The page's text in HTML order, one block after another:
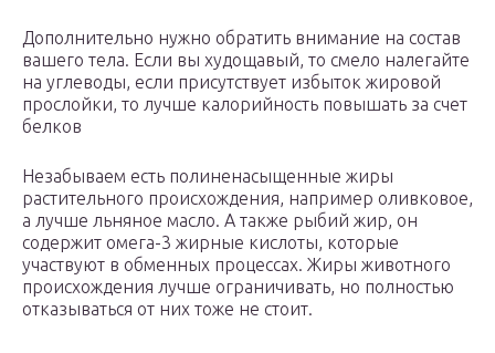
Дополнительно нужно обратить внимание на состав
вашего тела. Если вы худощавый, то смело налегайте
на углеводы, если присутствует избыток жировой
прослойки, то лучше калорийность повышать за счет
белков
Незабываем есть полиненасыщенные жиры
растительного происхождения, например оливковое,
а лучше льняное масло. А также рыбий жир, он
содержит омега-3 жирные кислоты, которые
участвуют в обменных процессах. Жиры животного
происхождения лучше ограничивать, но полностью
отказываться от них тоже не стоит.